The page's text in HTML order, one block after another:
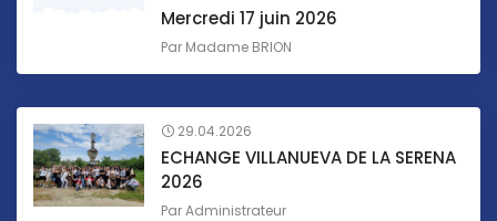
Mercredi 17 juin 2026
Par Madame BRION
29.04.2026
ECHANGE VILLANUEVA DE LA SERENA
2026
ParAdministrateur